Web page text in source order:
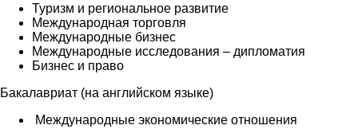
Туризм и региональное развитие
Международная торговля
Международные бизнес
Международные исследования – дипломатия
Бизнес и право
Бакалавриат (на английском языке)
Международные экономические отношения